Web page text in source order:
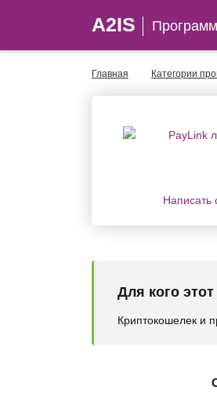
A2IS
Главная Категории
Написать
Для кого
Криптокошелек и